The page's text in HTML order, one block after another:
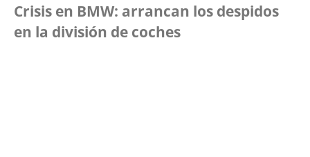
Crisis en BMW: arrancan los despidos
en la división de coches